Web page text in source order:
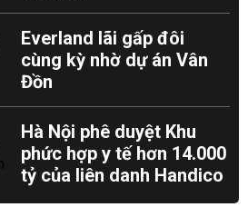
Everland lãi gấp đôi
cùng kỳ nhờ dự án Vân
Đồn
Hà Nội phê duyệt Khu
phức hợp y tế hơn 14.000
tỷ của liên danh Handico